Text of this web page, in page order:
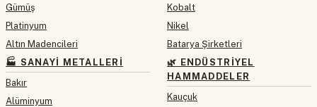
Gümüş
Platinyum
Altın Madencileri
🏭 SANAYI METALLERI
Bakır
Alüminyum
Kobalt
Nikel
Batarya Şirketleri
🌿 ENDÜSTRIYEL
HAMMADDELER
Kauçuk